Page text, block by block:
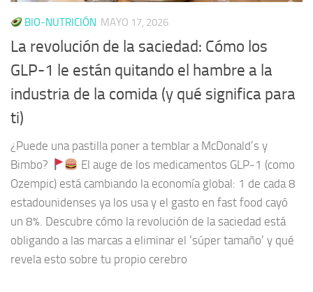
BIO-NUTRICIÓN MAYO 17, 2026
La revolución de la saciedad: Cómo los
GLP-1 le están quitando el hambre a la
industria de la comida (y qué significa para
ti)
¿Puede una pastilla poner a temblar a McDonald’s y
Bimbo?
El auge de los medicamentos GLP-1 (como
Ozempic) está cambiando la economía global: 1 de cada 8
estadounidenses ya los usa y el gasto en fast food cayó
un 8%. Descubre cómo la revolución de la saciedad está
obligando a las marcas a eliminar el ‘súper tamaño’ y qué
revela esto sobre tu propio cerebro